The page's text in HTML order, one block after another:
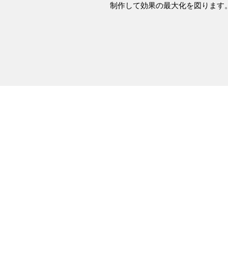
制作して効果の最大化を図ります。